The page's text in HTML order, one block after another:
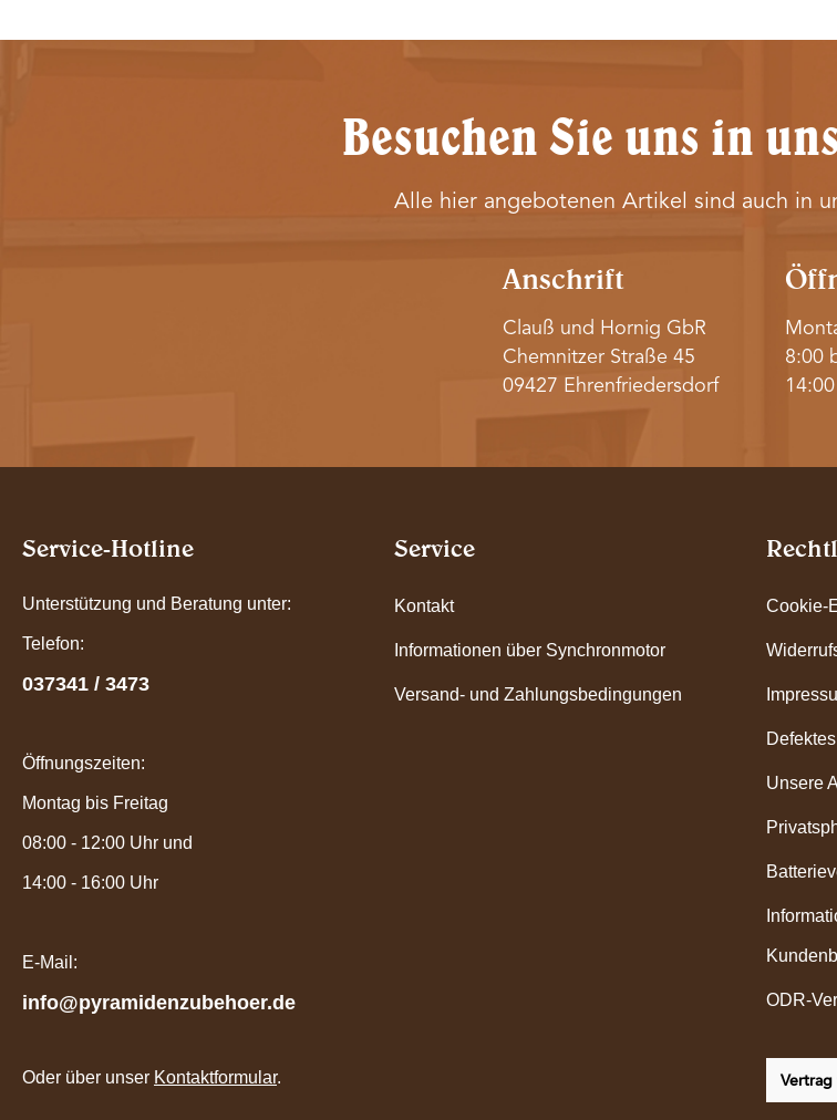
Besuchen Sie uns in
Alle hier angebotenen Artikel sind auch in
Anschrift
Clauß und Hornig GbR
Chemnitzer Straße 45
09427 Ehrenfriedersdorf
8:00
Service-Hotline
Unterstützung und Beratung unter:
Telefon:
037341 / 3473
Öffnungszeiten:
Montag bis Freitag
08:00 - 12:00 Uhr und
14:00 - 16:00 Uhr
E-Mail:
info@pyramidenzubehoer.de
Oder über unser Kontaktformular.
Service
Kontakt
Informationen über Synchronmotor
Versand- und Zahlungsbedingungen
Cookie-
Unsere
ODR-